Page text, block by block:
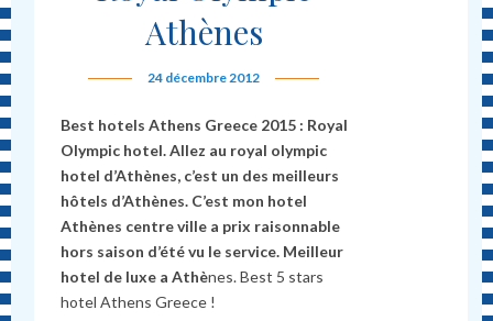
Athènes
24 décembre 2012
Best hotels Athens Greece 2015 : Royal
Olympic hotel. Allez au royal olympic
hotel d’Athènes, c’est un des meilleurs
hôtels d’Athènes. C’est mon hotel
Athènes centre ville a prix raisonnable
hors saison d’été vu le service. Meilleur
hotel de luxe a Athènes. Best 5 stars
hotel Athens Greece !